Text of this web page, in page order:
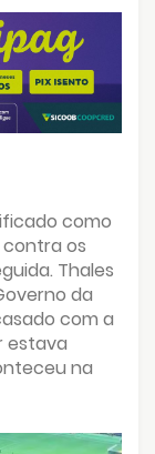
como
contra os
Thales
da
com a
estava
na